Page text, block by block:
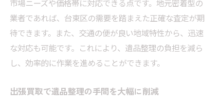
市場ニーズや価格帯に対応できる点です。地元密着型の
業者であれば、台東区の需要を踏まえた正確な査定が期
待できます。また、交通の便が良い地域特性から、迅速
な対応も可能です。これにより、遺品整理の負担を減ら
し、効率的に作業を進めることができます。
出張買取で遺品整理の手間を大幅に削減